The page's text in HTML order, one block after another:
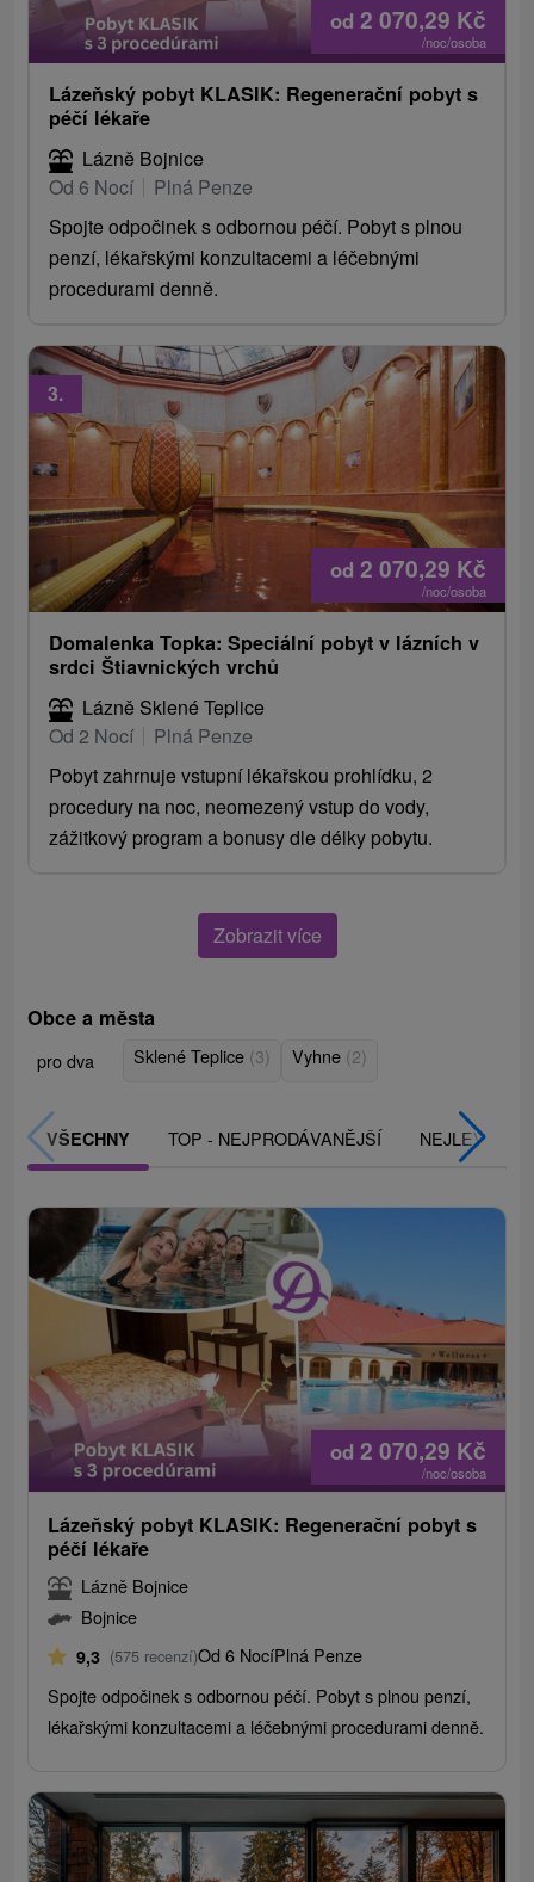
od 2 070,29 Kč
/noc/osoba
Lázeňský pobyt KLASIK: Regenerační pobyt s
péčí lékaře
Lázně Bojnice
Od 6 Nocí
Plná Penze
Spojte odpočinek s odbornou péčí. Pobyt s plnou
penzí, lékařskými konzultacemi a léčebnými
procedurami denně.
od 2 070,29 Kč
/noc/osoba
3.
Domalenka Topka: Speciální pobyt v lázních v
srdci Štiavnických vrchů
Lázně Sklené Teplice
Od 2 Nocí
Plná Penze
Pobyt zahrnuje vstupní lékařskou prohlídku, 2
procedury na noc, neomezený vstup do vody,
zážitkový program a bonusy dle délky pobytu.
Zobrazit více
Obce a města
pro dva Sklené Teplice (3) Vyhne (2)
VŠECHNY TOP - NEJPRODÁVANĚJŠÍ NEJLEVNĚJŠÍ
od 2 070,29 Kč
/noc/osoba
Lázeňský pobyt KLASIK: Regenerační pobyt s
péčí lékaře
Lázně Bojnice
Bojnice
9,3 (575 recenzí)Od 6 NocíPlná Penze
Spojte odpočinek s odbornou péčí. Pobyt s plnou penzí,
lékařskými konzultacemi a léčebnými procedurami denně.